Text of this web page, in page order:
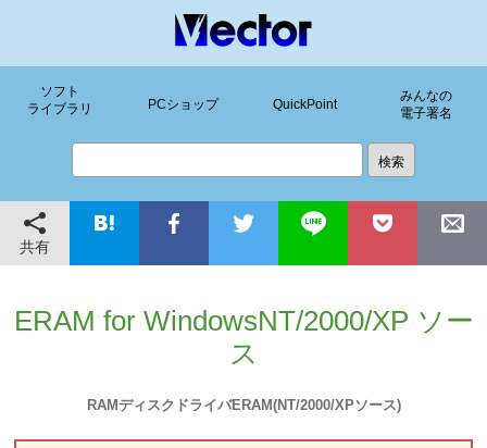
ソフト
ライブラリ
PCショップ QuickPoint
みんなの
電子署名
共有
ERAM for WindowsNT/2000/XP ソー
ス
RAMディスクドライバERAM(NT/2000/XPソース)